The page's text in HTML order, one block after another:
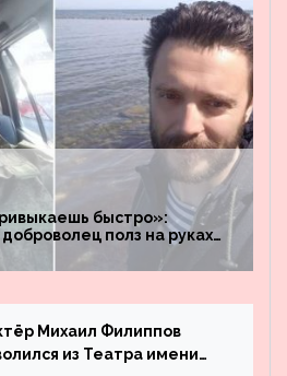
быстро»:
полз на руках
через заминированное
Михаил Филиппов
из Театра имени